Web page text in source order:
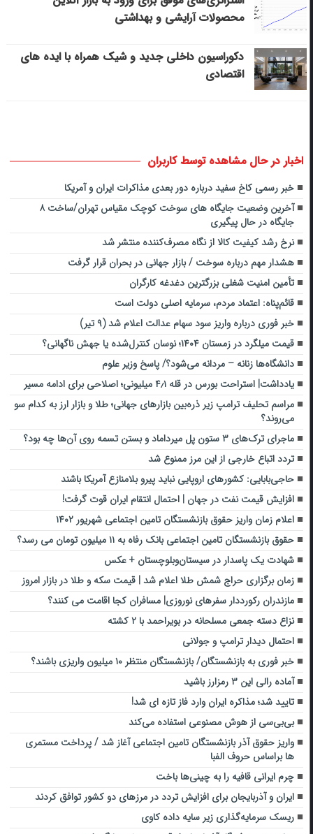
محصولات آرایشی و بهداشتی
دکوراسیون داخلی جدید و شیک همراه با ایده های
اقتصادی
اخبار در حال مشاهده توسط کاربران
خبر رسمی کاخ سفید درباره دور بعدی مذاکرات ایران و آمریکا
آخرین وضعیت جایگاه های سوخت کوچک مقیاس تهران/ساخت ۸
جایگاه در حال پیگیری
نرخ رشد کیفیت کالا از نگاه مصرف‌کننده منتشر شد
هشدار مهم درباره سوخت / بازار جهانی در بحران قرار گرفت
تأمین امنیت شغلی بزرگترین دغدغه کارگران
قائم‌پناه: اعتماد مردم، سرمایه اصلی دولت است
خبر فوری درباره واریز سود سهام عدالت اعلام شد (۹ تیر)
قیمت میلگرد در زمستان ۱۴۰۴؛ نوسان کنترل‌شده یا جهش ناگهانی؟
دانشگاه‌ها زنانه – مردانه می‌شود؟/ پاسخ وزیر علوم
یادداشت| استراحت بورس در قله ۴٫۱ میلیونی؛ اصلاحی برای ادامه مسیر
مراسم تحلیف ترامپ زیر ذره‌بین بازارهای جهانی؛ طلا و بازار ارز به کدام سو
می‌روند؟
ماجرای ترک‌های ۳ ستون پل میرداماد و بستن تسمه روی آن‌ها چه بود؟
تردد اتباع خارجی از این مرز ممنوع شد
حاجی‌بابایی: کشورهای اروپایی نباید پیرو بلامنازع آمریکا باشند
افزایش قیمت نفت در جهان | احتمال انتقام ایران قوت گرفت!
اعلام زمان واریز حقوق بازنشستگان تامین اجتماعی شهریور ۱۴۰۲
حقوق بازنشستگان تامین اجتماعی بانک رفاه به ۱۱ میلیون تومان می رسد؟
شهادت یک پاسدار در سیستان‌وبلوچستان + عکس
زمان برگزاری حراج شمش طلا اعلام شد | قیمت سکه و طلا در بازار امروز
مازندران رکورددار سفرهای نوروزی| مسافران کجا اقامت می کنند؟
نزاع دسته جمعی مسلحانه در بویراحمد با ۲ کشته
احتمال دیدار ترامپ و جولانی
خبر فوری به بازنشستگان/ بازنشستگان منتظر ۱۰ میلیون واریزی باشند؟
آماده رالی این ۳ رمزارز باشید
تایید شد؛ مذاکره ایران وارد فاز تازه ای شد!
بی‌بی‌سی از هوش مصنوعی استفاده می‌کند
واریز حقوق آذر بازنشستگان تامین اجتماعی آغاز شد / پرداخت مستمری
ها براساس حروف الفبا
چرم ایرانی قافیه را به چینی‌ها باخت
ایران و آذربایجان برای افزایش تردد در مرزهای دو کشور توافق کردند
ریسک سرمایه‌گذاری زیر سایه داده کاوی